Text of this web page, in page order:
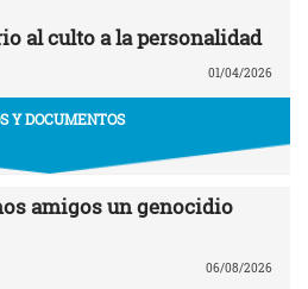
al culto a la personalidad
01/04/2026
Y DOCUMENTOS
amigos un genocidio
06/08/2026